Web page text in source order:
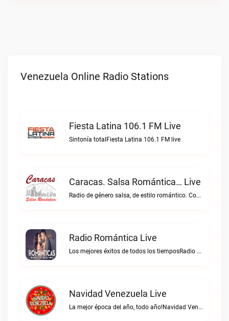
Venezuela Online Radio Stations
Fiesta Latina 106.1 FM Live
Sintonía totalFiesta Latina 106.1 FM live
Caracas. Salsa Romántica… Live
Radio de género salsa, de estilo romántico. Con la selección musical que nos gusta...Caracas. Salsa Romántica… live
Radio Romántica Live
Los mejores éxitos de todos los tiemposRadio Romántica live
Navidad Venezuela Live
La mejor época del año, todo año!Navidad Venezuela live